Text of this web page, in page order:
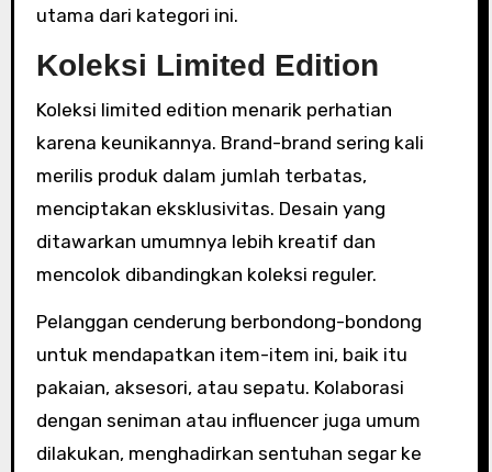
utama dari kategori ini.
Koleksi Limited Edition
Koleksi limited edition menarik perhatian
karena keunikannya. Brand-brand sering kali
merilis produk dalam jumlah terbatas,
menciptakan eksklusivitas. Desain yang
ditawarkan umumnya lebih kreatif dan
mencolok dibandingkan koleksi reguler.
Pelanggan cenderung berbondong-bondong
untuk mendapatkan item-item ini, baik itu
pakaian, aksesori, atau sepatu. Kolaborasi
dengan seniman atau influencer juga umum
dilakukan, menghadirkan sentuhan segar ke